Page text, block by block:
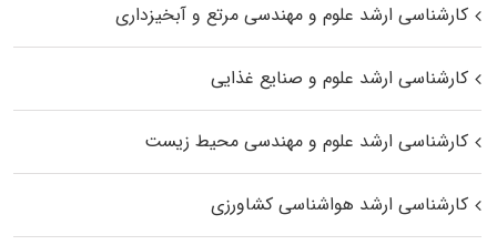
کارشناسی ارشد علوم و مهندسی مرتع و آبخیزداری
کارشناسی ارشد علوم و صنایع غذایی
کارشناسی ارشد علوم و مهندسی محیط زیست
کارشناسی ارشد هواشناسی کشاورزی